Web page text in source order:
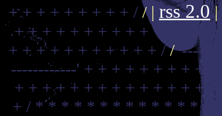
+ + + + + + + + + / / | rss 2.0|
+ + + + + + + + + + + + + +
+ + + + + + + + + + + //
------------' + + + + + + + + +
+ + + + + + + + + + + + + +
+ / * * * * * * * * * * * * * *